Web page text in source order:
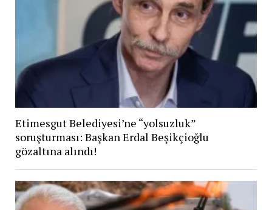
Etimesgut Belediyesi’ne “yolsuzluk”
soruşturması: Başkan Erdal Beşikçioğlu
gözaltına alındı!